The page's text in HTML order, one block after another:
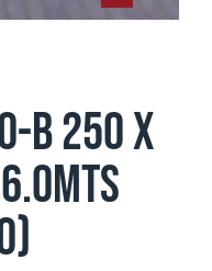
B 250 x